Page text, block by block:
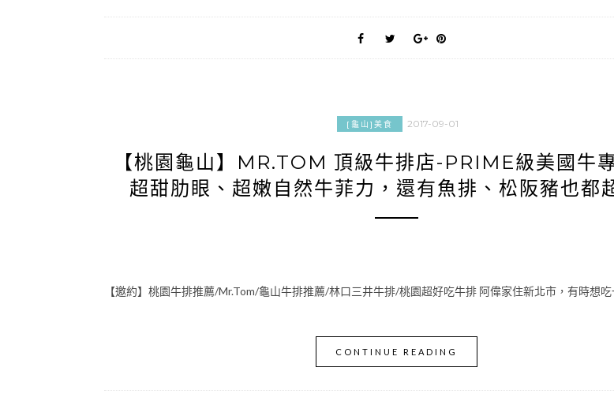
[龜山]美食 2017-09-01
【桃園龜山】MR.TOM 頂級牛排店-PRIME級美國牛
超甜肋眼、超嫩自然牛菲力，還有魚排、松阪豬也都
【邀約】桃園牛排推薦/Mr.Tom/龜山牛排推薦/林口三井牛排/桃園超好吃牛排 阿偉家住新北市，有時想
CONTINUE READING